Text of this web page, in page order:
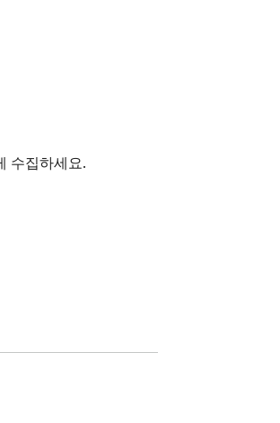
수집하세요.